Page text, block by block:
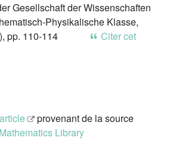
Gesellschaft der Wissenschaften
Physikalische Klasse,
pp. 110-114
Citer cet
provenant de la source
Library